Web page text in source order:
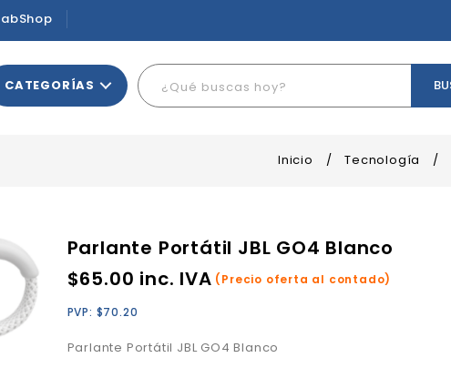
CATEGORÍAS
Inicio / Tecnología /
Parlante Portátil JBL GO4 Blanco
$65.00 inc. IVA (Precio oferta al contado)
PVP: $70.20
Parlante Portátil JBL GO4 Blanco